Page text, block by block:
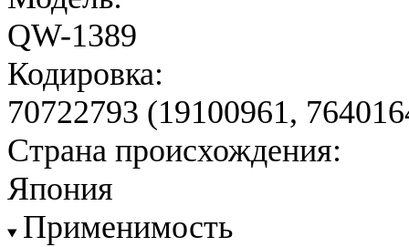
QW-1389
Кодировка:
70722793 (19100961,
Страна происхождения:
Япония
Применимость